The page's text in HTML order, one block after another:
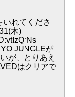
いれてくださ
木)
JUNGLEが
が、とりあえ
はクリアで